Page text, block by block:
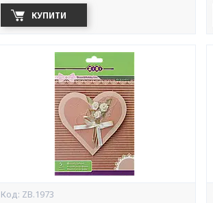
КУПИТИ
ZB.1973